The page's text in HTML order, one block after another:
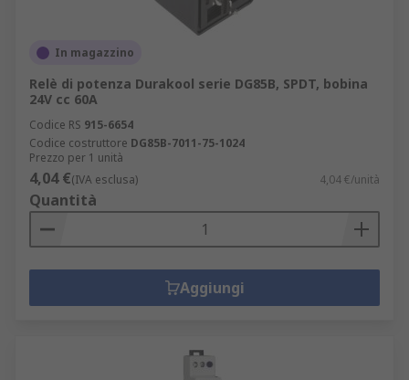
In magazzino
Relè di potenza Durakool serie DG85B, SPDT, bobina
24V cc 60A
Codice RS 915-6654
Codice costruttore DG85B-7011-75-1024
Prezzo per 1 unità
4,04 €(IVA esclusa) 4,04 €/unità
Quantità
Aggiungi